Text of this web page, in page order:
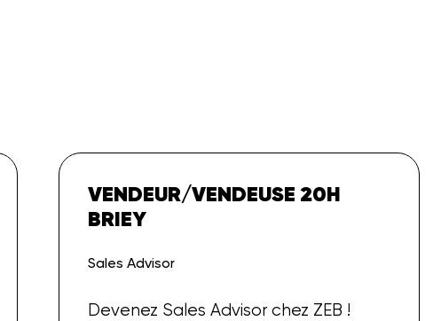
VENDEUR/VENDEUSE 20H
BRIEY
Sales Advisor
Devenez Sales Advisor chez ZEB !